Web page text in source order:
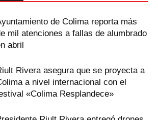
de Colima reporta más
mil atenciones a fallas de alumbrado
abril
Rivera asegura que se proyecta a
a nivel internacional con el
«Colima Resplandece»